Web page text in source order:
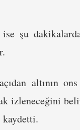
ise şu
altının
izleneceğini
kaydetti.